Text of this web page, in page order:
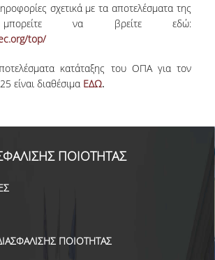
σχετικά με τα αποτελέσματα της
μπορείτε να βρείτε εδώ:
top/
κατάταξης του ΟΠΑ για τον
είναι διαθέσιμα ΕΔΩ.
ΠΟΙΟΤΗΤΑΣ
ΠΟΙΟΤΗΤΑΣ